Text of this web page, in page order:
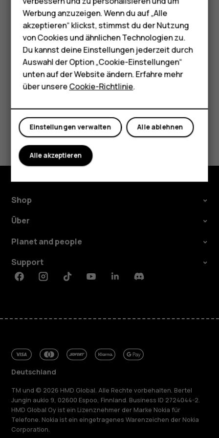
Zubehör
HMD Terra M
Für Unternehmen
Tablets
Shop
Mein Konto
Ausschalten der Rechtschreibprüfung
Tippen Sie aufEinstellungen>System>Sprachen &
Eingabe>Erweitert>Rechtschreibprüfungund schalten
SieRechtschreibprüfung verwendenaus.
Did you find this helpful?
Ja Nein
Shop
Über
Planet and people
Support
FacebookInstagramTiktokYoutubeLinkedinDiscord
Deutschland
TM und © 2026 HMD Global. Alle Rechte vorbehalten. Bertel
Jungin aukio 9, 02600 Espoo, Finnland. Business ID 2724044-2.
HMD Global Oy ist ein Lizenznehmer der Marke Nokia für
Telefone. Nokia ist ein eingetragenes Warenzeichen der Nokia
Corporation.
Werbung anzuzeigen. Wenn du auf „Alle
akzeptieren“ klickst, stimmst du der Nutzung
von Cookies und ähnlichen Technologien zu.
Du kannst deine Einstellungen jederzeit durch
Auswahl der Option „Cookie-Einstellungen“
unten auf der Website ändern. Erfahre mehr
über unsereCookie-Richtlinie.
Alle ablehnen
Einstellungen verwalten
Alle akzeptieren